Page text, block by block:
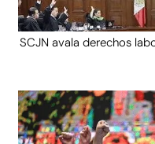
SCJN avala derechos